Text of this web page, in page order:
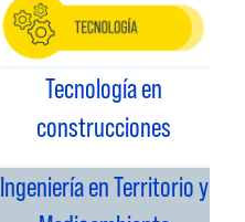
Tecnología en
construcciones
Ingeniería en Territorio y